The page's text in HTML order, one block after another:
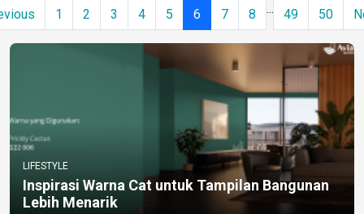
1 2 3 4 5 6 7 8 ... 49 50
LIFESTYLE
Inspirasi Warna Cat untuk Tampilan Bangunan
Lebih Menarik